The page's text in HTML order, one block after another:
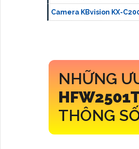
Camera KBvision KX-
NHỮNG
THÔNG